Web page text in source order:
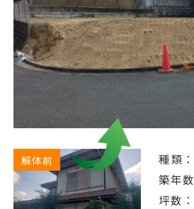
解体前
種類
築年
坪数